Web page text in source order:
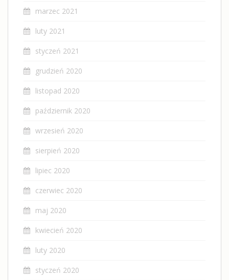
marzec 2021
luty 2021
styczeń 2021
grudzień 2020
listopad 2020
październik 2020
wrzesień 2020
sierpień 2020
lipiec 2020
czerwiec 2020
maj 2020
kwiecień 2020
luty 2020
styczeń 2020